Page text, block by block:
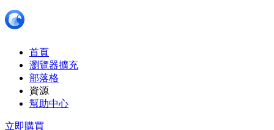
首頁
瀏覽器擴充
部落格
資源
幫助中心
立即購買